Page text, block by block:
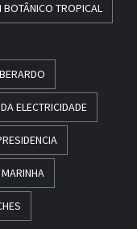
BOTÂNICO TROPICAL
ELECTRICIDADE